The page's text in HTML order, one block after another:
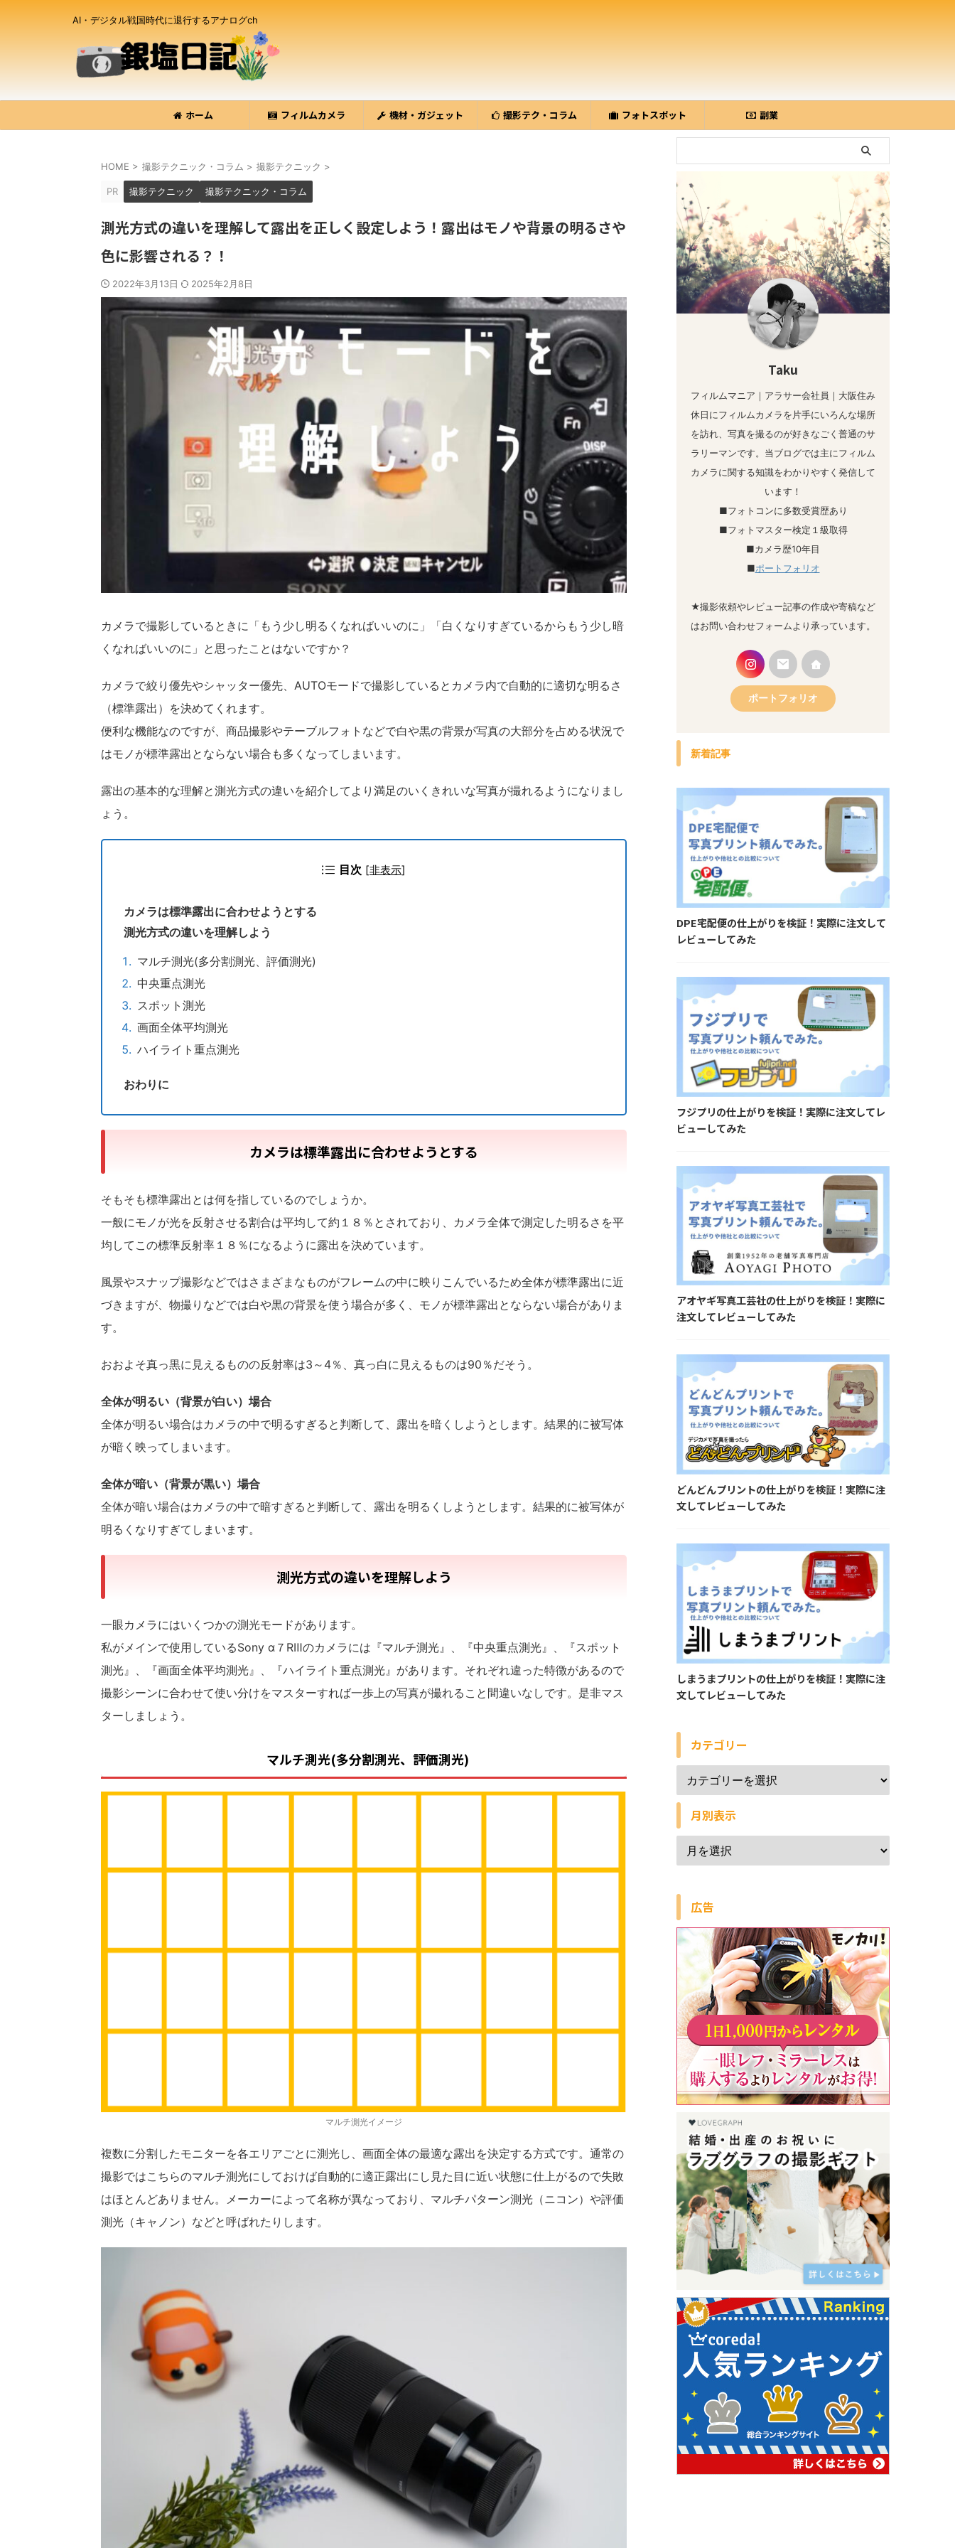
AI・デジタル戦国時代に退行するアナログch
ホーム フィルムカメラ 機材・ガジェット 撮影テク・コラム フォトスポット 副業
HOME > 撮影テクニック・コラム > 撮影テクニック >
PR 撮影テクニック 撮影テクニック・コラム
測光方式の違いを理解して露出を正しく設定しよう！露出はモノや背景の明るさや
色に影響される？！
2022年3月13日 2025年2月8日
カメラで撮影しているときに「もう少し明るくなればいいのに」「白くなりすぎているからもう少し暗
くなればいいのに」と思ったことはないですか？
カメラで絞り優先やシャッター優先、AUTOモードで撮影しているとカメラ内で自動的に適切な明るさ
（標準露出）を決めてくれます。
便利な機能なのですが、商品撮影やテーブルフォトなどで白や黒の背景が写真の大部分を占める状況で
はモノが標準露出とならない場合も多くなってしまいます。
露出の基本的な理解と測光方式の違いを紹介してより満足のいくきれいな写真が撮れるようになりまし
ょう。
目次 [非表示]
カメラは標準露出に合わせようとする
測光方式の違いを理解しよう
マルチ測光(多分割測光、評価測光)
中央重点測光
スポット測光
画面全体平均測光
ハイライト重点測光
おわりに
カメラは標準露出に合わせようとする
そもそも標準露出とは何を指しているのでしょうか。
一般にモノが光を反射させる割合は平均して約１８％とされており、カメラ全体で測定した明るさを平
均してこの標準反射率１８％になるように露出を決めています。
風景やスナップ撮影などではさまざまなものがフレームの中に映りこんでいるため全体が標準露出に近
づきますが、物撮りなどでは白や黒の背景を使う場合が多く、モノが標準露出とならない場合がありま
す。
おおよそ真っ黒に見えるものの反射率は3～4％、真っ白に見えるものは90％だそう。
全体が明るい（背景が白い）場合
全体が明るい場合はカメラの中で明るすぎると判断して、露出を暗くしようとします。結果的に被写体
が暗く映ってしまいます。
全体が暗い（背景が黒い）場合
全体が暗い場合はカメラの中で暗すぎると判断して、露出を明るくしようとします。結果的に被写体が
明るくなりすぎてしまいます。
測光方式の違いを理解しよう
一眼カメラにはいくつかの測光モードがあります。
私がメインで使用しているSony α７RⅢのカメラには『マルチ測光』、『中央重点測光』、『スポット
測光』、『画面全体平均測光』、『ハイライト重点測光』があります。それぞれ違った特徴があるので
撮影シーンに合わせて使い分けをマスターすれば一歩上の写真が撮れること間違いなしです。是非マス
ターしましょう。
マルチ測光(多分割測光、評価測光)
マルチ測光イメージ
複数に分割したモニターを各エリアごとに測光し、画面全体の最適な露出を決定する方式です。通常の
撮影ではこちらのマルチ測光にしておけば自動的に適正露出にし見た目に近い状態に仕上がるので失敗
はほとんどありません。メーカーによって名称が異なっており、マルチパターン測光（ニコン）や評価
測光（キャノン）などと呼ばれたりします。
Taku
フィルムマニア｜アラサー会社員｜大阪住み
休日にフィルムカメラを片手にいろんな場所
を訪れ、写真を撮るのが好きなごく普通のサ
ラリーマンです。当ブログでは主にフィルム
カメラに関する知識をわかりやすく発信して
います！
■フォトコンに多数受賞歴あり
■フォトマスター検定１級取得
■カメラ歴10年目
■ポートフォリオ
★撮影依頼やレビュー記事の作成や寄稿など
はお問い合わせフォームより承っています。
ポートフォリオ
新着記事
DPE宅配便の仕上がりを検証！実際に注文して
レビューしてみた
フジプリの仕上がりを検証！実際に注文してレ
ビューしてみた
アオヤギ写真工芸社の仕上がりを検証！実際に
注文してレビューしてみた
どんどんプリントの仕上がりを検証！実際に注
文してレビューしてみた
しまうまプリントの仕上がりを検証！実際に注
文してレビューしてみた
カテゴリー
月別表示
広告